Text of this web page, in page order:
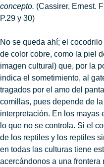
concepto. (Cassirer, Ernest.
P.29 y 30)
No se queda ahí; el
de color cobre, como la piel
imagen cultural) que, por la
indica el sometimiento, al
tragados por el amo del
comillas, pues depende de
interpretación. En los mayas
lo que no se controla. Si el
de los reptiles y los reptiles
en todas las culturas tiene
acercándonos a una